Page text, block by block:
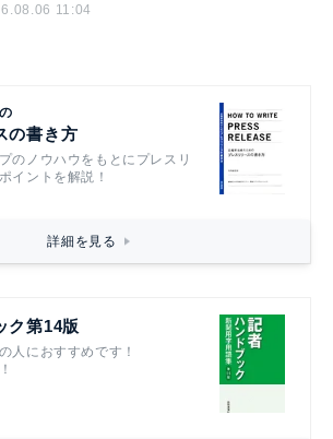
11:04
の書き方
のノウハウをもとにプレスリ
イントを解説！
詳細を見る
ク第14版
人におすすめです！